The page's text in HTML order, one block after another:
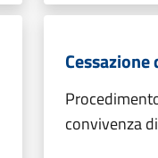
convivenza